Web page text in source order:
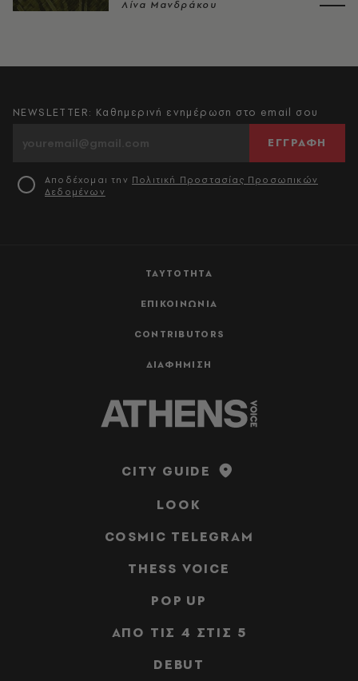
Λίνα Μανδράκου
ΤΑΥΤΟΤΗΤΑ
ΕΠΙΚΟΙΝΩΝΙΑ
CONTRIBUTORS
ΔΙΑΦΗΜΙΣΗ
NEWSLETTER: Καθημερινή ενημέρωση στο email σου
ΕΓΓΡΑΦΗ
Αποδέχομαι την Πολιτική Προστασίας Προσωπικών
Δεδομένων
CITY GUIDE
LOOK
COSMIC TELEGRAM
THESS VOICE
POP UP
ΑΠΟ ΤΙΣ 4 ΣΤΙΣ 5
DEBUT